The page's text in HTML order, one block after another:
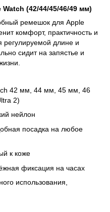
(42/44/45/46/49 мм)
ремешок для Apple
комфорт, практичность и
регулируемой длине и
сидит на запястье и
42 мм, 44 мм, 45 мм, 46
2)
нейлон
посадка на любое
к коже
фиксация на часах
использования,